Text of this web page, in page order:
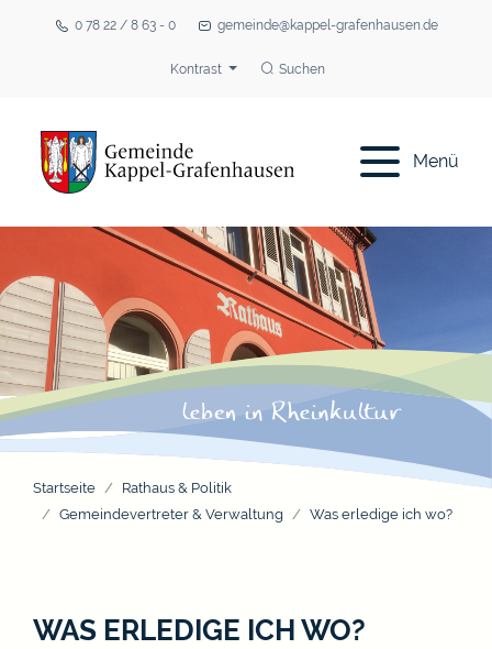
0 78 22 / 8 63 - 0 gemeinde@kappel-grafenhausen.de
Kontrast Suchen
Menü
Startseite
Rathaus & Politik
Gemeindevertreter & Verwaltung
Was erledige ich wo?
WAS ERLEDIGE ICH WO?